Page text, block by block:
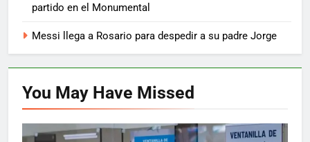
partido en el Monumental
Messi llega a Rosario para despedir a su padre Jorge
You May Have Missed
GUAYAQUIL